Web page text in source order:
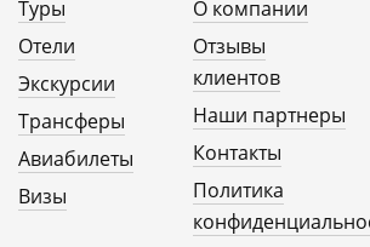
Туры
Отели
Экскурсии
Трансферы
Авиабилеты
Визы
О компании
Отзывы
клиентов
Наши партнеры
Контакты
Политика